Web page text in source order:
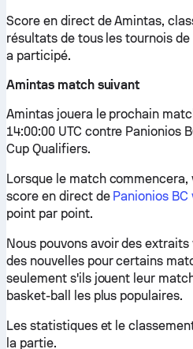
Score en direct de Amintas,
résultats de tous les tournois
a participé.
Amintas match suivant
Amintas jouera le prochain
14:00:00 UTC contre Panionios
Cup Qualifiers.
Lorsque le match commencera,
score en direct de Panionios
point par point.
Nous pouvons avoir des
des nouvelles pour certains
seulement s'ils jouent leur
basket-ball les plus populaires.
Les statistiques et le
la partie.